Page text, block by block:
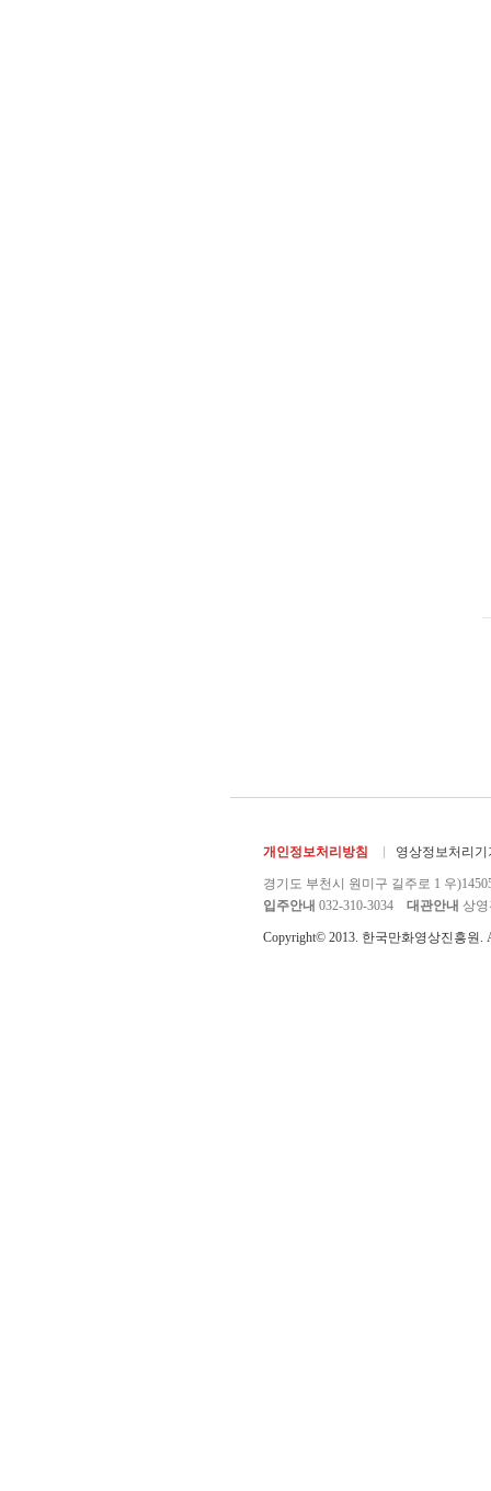
개인정보처리방침 영상정보처리기
경기도 부천시 원미구 길주로 1 우
입주안내 032-310-3034 대관안내 상영
Copyright© 2013. 한국만화영상진흥원.